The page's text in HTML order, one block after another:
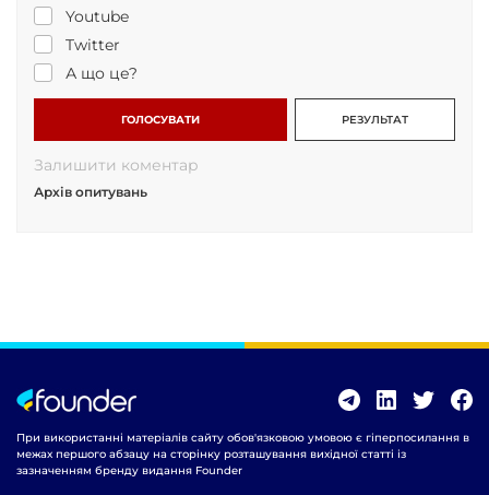
Youtube
Twitter
А що це?
ГОЛОСУВАТИ РЕЗУЛЬТАТ
Залишити коментар
Архів опитувань
При використанні матеріалів сайту обов'язковою умовою є гіперпосилання в
межах першого абзацу на сторінку розташування вихідної статті із
зазначенням бренду видання Founder